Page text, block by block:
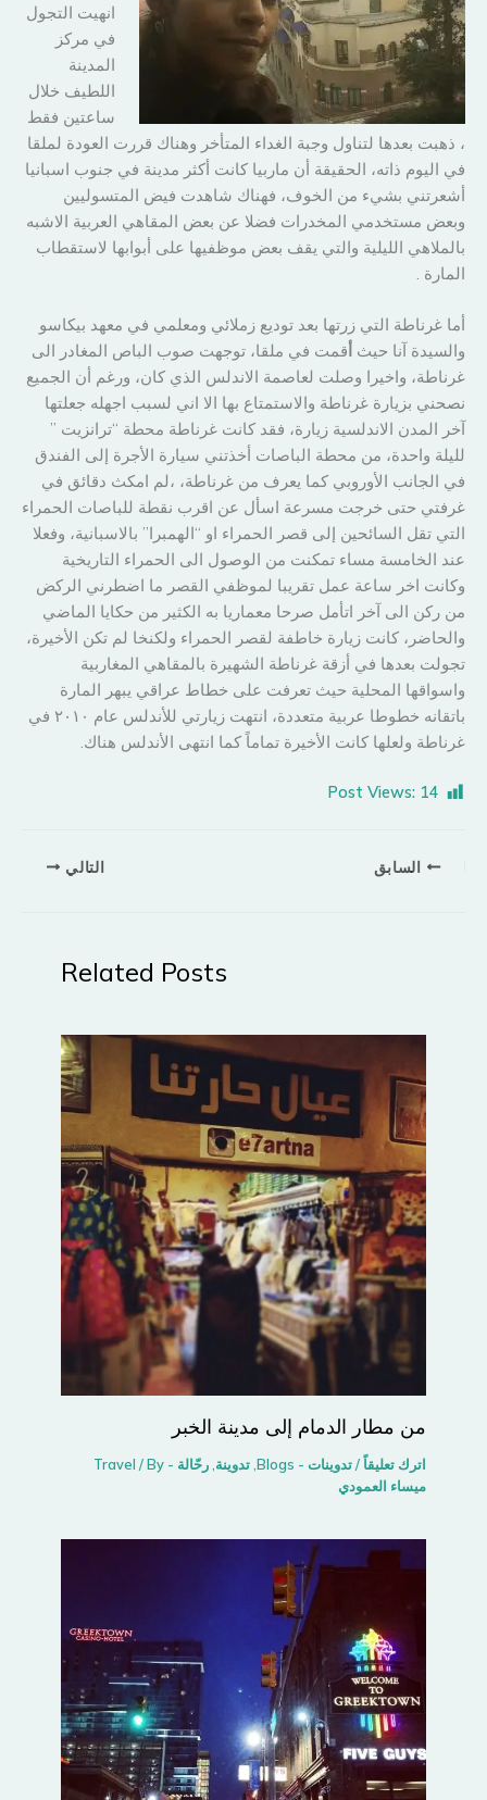
انهيت التجول
في مركز
المدينة
اللطيف خلال
ساعتين فقط
، ذهبت بعدها لتناول وجبة الغداء المتأخر وهناك قررت العودة لملقا
في اليوم ذاته، الحقيقة أن ماربيا كانت أكثر مدينة في جنوب اسبانيا
أشعرتني بشيء من الخوف، فهناك شاهدت فيض المتسوليين
وبعض مستخدمي المخدرات فضلا عن بعض المقاهي العربية الاشبه
بالملاهي الليلية والتي يقف بعض موظفيها على أبوابها لاستقطاب
المارة .
أما غرناطة التي زرتها بعد توديع زملائي ومعلمي في معهد بيكاسو
والسيدة آنا حيث أقمت في ملقا، توجهت صوب الباص المغادر الى
غرناطة، واخيرا وصلت لعاصمة الاندلس الذي كان، ورغم أن الجميع
نصحني بزيارة غرناطة والاستمتاع بها الا اني لسبب اجهله جعلتها
آخر المدن الاندلسية زيارة، فقد كانت غرناطة محطة “ترانزيت ”
لليلة واحدة، من محطة الباصات أخذتني سيارة الأجرة إلى الفندق
في الجانب الأوروبي كما يعرف من غرناطة، ،لم امكث دقائق في
غرفتي حتى خرجت مسرعة اسأل عن اقرب نقطة للباصات الحمراء
التي تقل السائحين إلى قصر الحمراء او “الهمبرا” بالاسبانية، وفعلا
عند الخامسة مساء تمكنت من الوصول الى الحمراء التاريخية
وكانت اخر ساعة عمل تقريبا لموظفي القصر ما اضطرني الركض
من ركن الى آخر اتأمل صرحا معماريا به الكثير من حكايا الماضي
والحاضر، كانت زيارة خاطفة لقصر الحمراء ولكنخا لم تكن الأخيرة،
تجولت بعدها في أزقة غرناطة الشهيرة بالمقاهي المغاربية
واسواقها المحلية حيث تعرفت على خطاط عراقي يبهر المارة
باتقانه خطوطا عربية متعددة، انتهت زيارتي للأندلس عام ٢٠١٠ في
غرناطة ولعلها كانت الأخيرة تماماً كما انتهى الأندلس هناك.
Post Views: 14
السابق التالي
Related Posts
من مطار الدمام إلى مدينة الخبر
اترك تعليقاً /تدوينات - Blogs ,تدوينة ,رحّالة - Travel/ By
ميساء العمودي